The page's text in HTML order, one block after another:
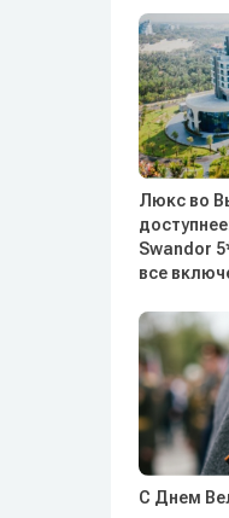
Люкс во
Swandor
все
С Днем